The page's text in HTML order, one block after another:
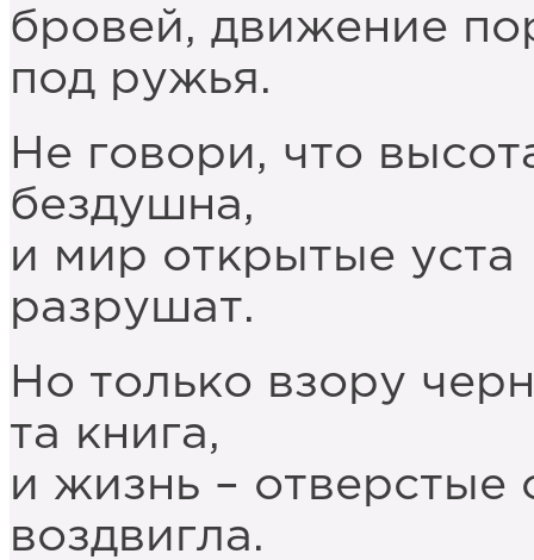
бровей, движение
под ружья.
Не говори, что
бездушна,
и мир открытые уста
разрушат.
Но только взору
та книга,
и жизнь – отверстые
воздвигла.